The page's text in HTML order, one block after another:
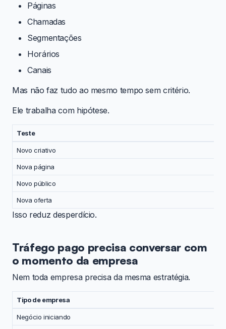
Páginas
Chamadas
Segmentações
Horários
Canais
Mas não faz tudo ao mesmo tempo sem critério.
Ele trabalha com hipótese.
Teste
Novo criativo
Nova página
Novo público
Nova oferta
Isso reduz desperdício.
Tráfego pago precisa conversar com
o momento da empresa
Nem toda empresa precisa da mesma estratégia.
Tipo de empresa
Negócio iniciando